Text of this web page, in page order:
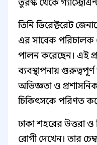
তুরস্ক থেকে
তিনি ডিরেক্টরেট
এর সাবেক পরিচালক
পালন করেছেন। এই
ব্যবস্থাপনায় গুরুত্বপূর্ণ
অভিজ্ঞতা ও
চিকিৎসকে পরিণত
ঢাকা শহরের উত্তরা
রোগী দেখেন। তার